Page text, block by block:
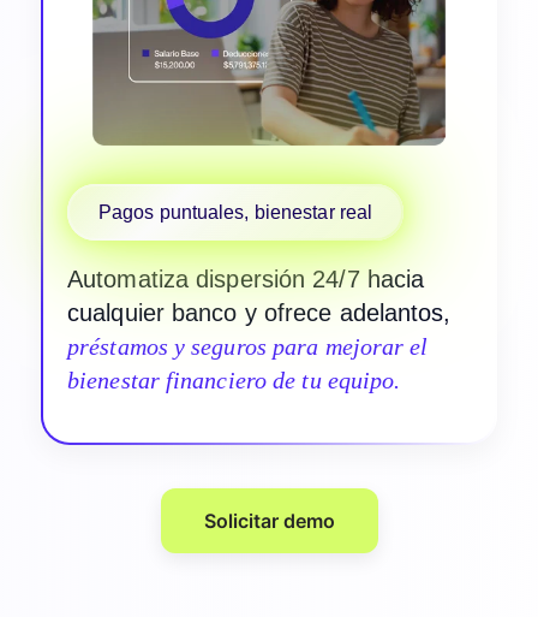
Pagos puntuales, bienestar real
Automatiza dispersión 24/7 hacia
cualquier banco y ofrece adelantos,
préstamos y seguros para mejorar el
bienestar financiero de tu equipo.
Solicitar demo